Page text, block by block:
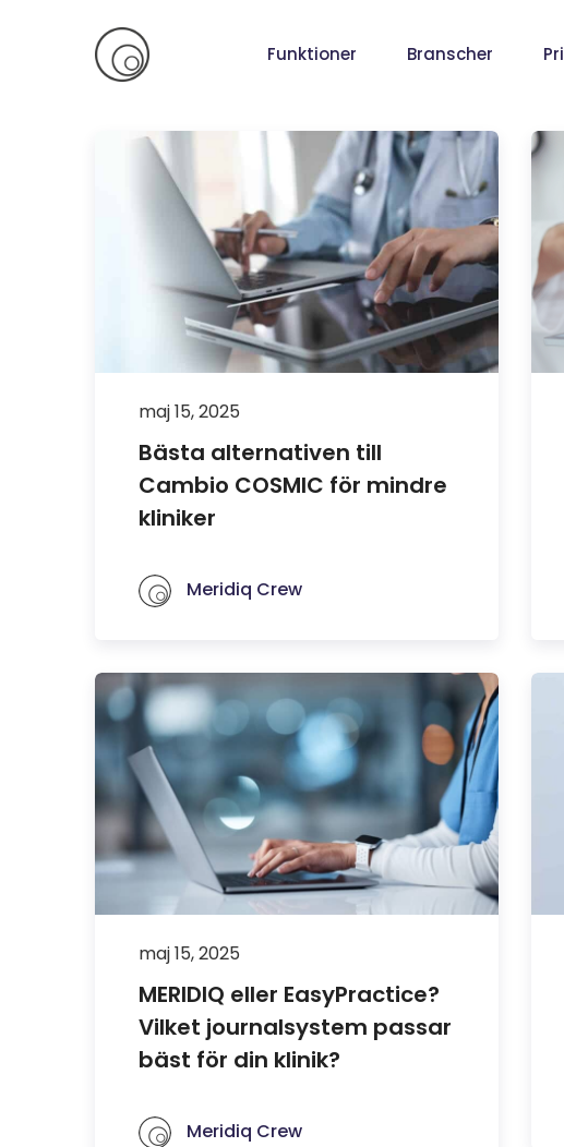
Funktioner Branscher
maj 15, 2025
Bästa alternativen till
Cambio COSMIC för mindre
kliniker
Meridiq Crew
maj 15, 2025
MERIDIQ eller EasyPractice?
Vilket journalsystem passar
bäst för din klinik?
Meridiq Crew